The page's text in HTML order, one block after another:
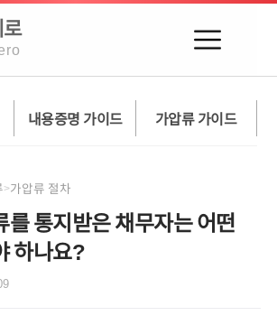
내용증명 가이드 가압류 가이드
>가압류 절차
를 통지받은 채무자는 어떤
하나요?